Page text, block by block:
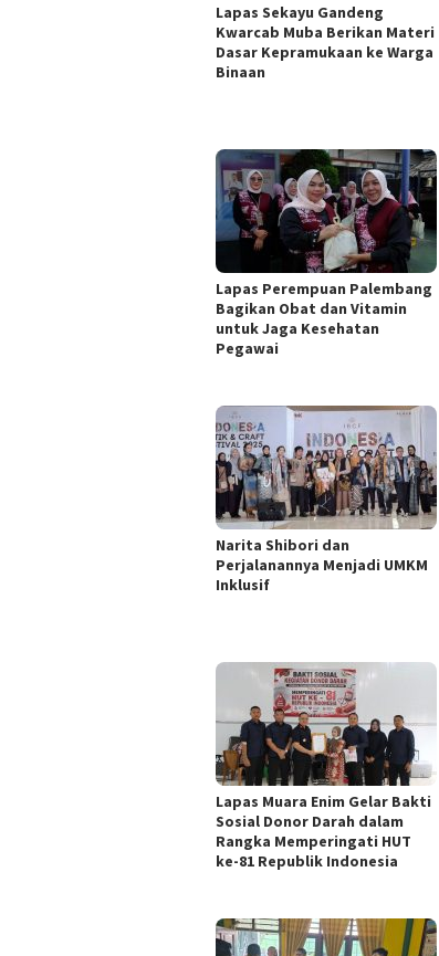
Lapas Sekayu Gandeng
Kwarcab Muba Berikan Materi
Dasar Kepramukaan ke Warga
Binaan
Lapas Perempuan Palembang
Bagikan Obat dan Vitamin
untuk Jaga Kesehatan
Pegawai
Narita Shibori dan
Perjalanannya Menjadi UMKM
Inklusif
Lapas Muara Enim Gelar Bakti
Sosial Donor Darah dalam
Rangka Memperingati HUT
ke-81 Republik Indonesia